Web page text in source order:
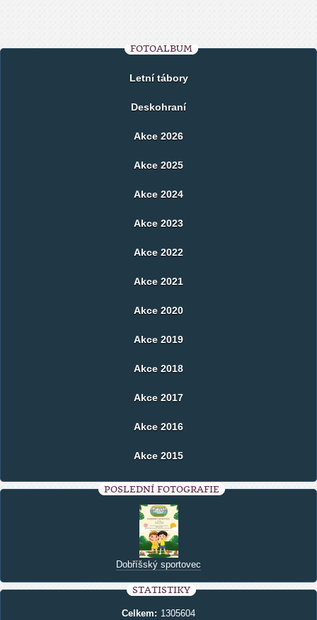
FOTOALBUM
Letní tábory
Deskohraní
Akce 2026
Akce 2025
Akce 2024
Akce 2023
Akce 2022
Akce 2021
Akce 2020
Akce 2019
Akce 2018
Akce 2017
Akce 2016
Akce 2015
POSLEDNÍ FOTOGRAFIE
Dobříšský sportovec
STATISTIKY
Celkem: 1305604